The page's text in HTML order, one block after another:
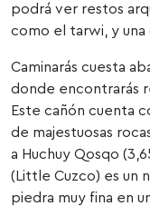
podrá ver restos
como el tarwi, y una
Caminarás cuesta
donde encontrarás
Este cañón cuenta
de majestuosas
a Huchuy Qosqo
(Little Cuzco) es un
piedra muy fina en